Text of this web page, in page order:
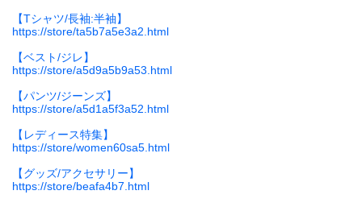
【Tシャツ/長袖:半袖】
https://store/ta5b7a5e3a2.html
【ベスト/ジレ】
https://store/a5d9a5b9a53.html
【パンツ/ジーンズ】
https://store/a5d1a5f3a52.html
【レディース特集】
https://store/women60sa5.html
【グッズ/アクセサリー】
https://store/beafa4b7.html